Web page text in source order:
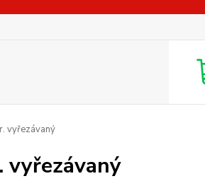
vyřezávaný
vyřezávaný